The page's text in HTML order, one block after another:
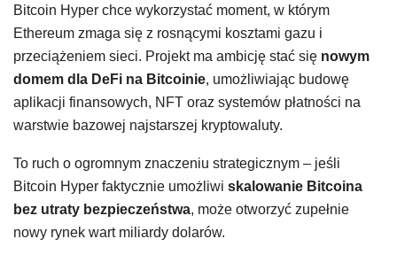
Bitcoin Hyper chce wykorzystać moment, w którym
Ethereum zmaga się z rosnącymi kosztami gazu i
przeciążeniem sieci. Projekt ma ambicję stać się nowym
domem dla DeFi na Bitcoinie, umożliwiając budowę
aplikacji finansowych, NFT oraz systemów płatności na
warstwie bazowej najstarszej kryptowaluty.
To ruch o ogromnym znaczeniu strategicznym – jeśli
Bitcoin Hyper faktycznie umożliwi skalowanie Bitcoina
bez utraty bezpieczeństwa, może otworzyć zupełnie
nowy rynek wart miliardy dolarów.